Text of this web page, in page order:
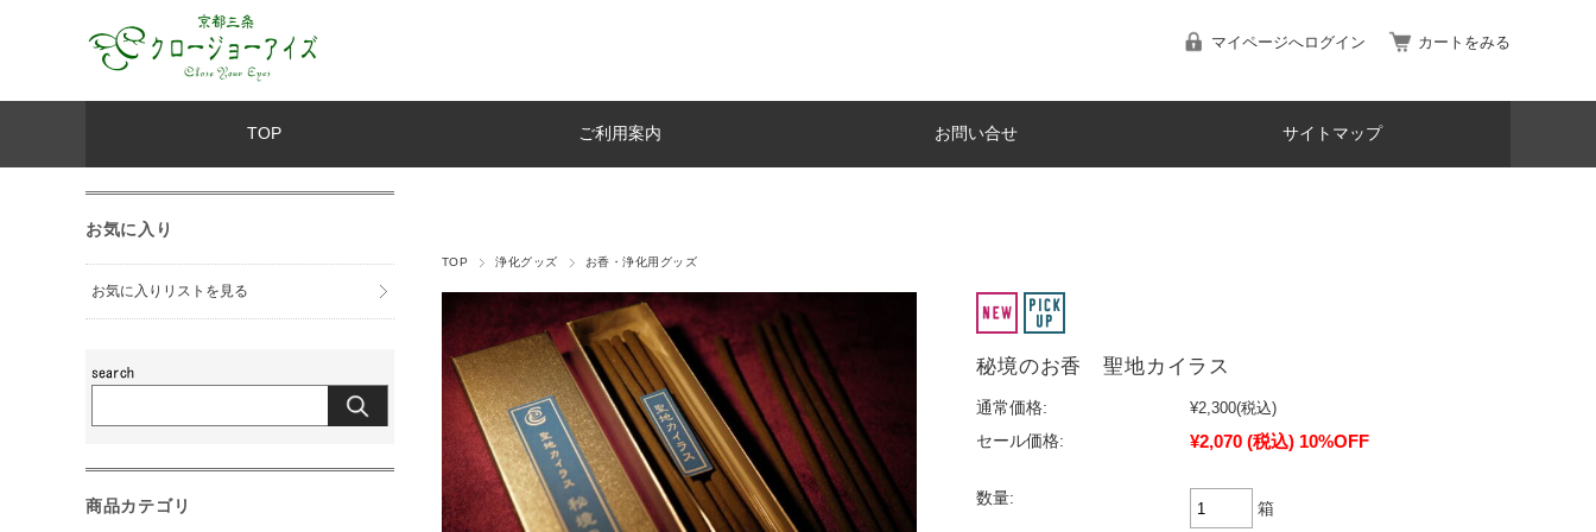
マイページへログイン カートをみる
TOP ご利用案内 お問い合せ サイトマップ
TOP 浄化グッズ お香・浄化用グッズ
秘境のお香 聖地カイラス
通常価格: ¥2,300(税込)
セール価格:
¥2,070 (税込) 10%OFF
数量:
箱
お気に入り
お気に入りリストを見る
商品カテゴリ